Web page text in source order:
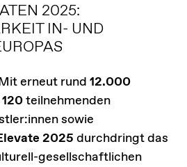
2025:
IN- UND
erneut rund 12.000
120teilnehmenden
sowie
2025 durchdringt das
gesellschaftlichen